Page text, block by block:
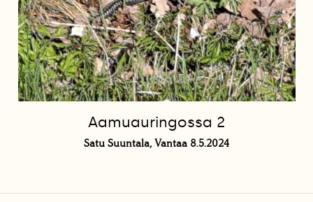
Aamuauringossa 2
Satu Suuntala, Vantaa 8.5.2024